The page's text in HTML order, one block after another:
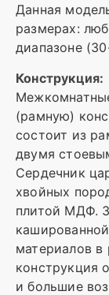
Данная
размерах:
диапазоне
Конструкция:
(рамную)
состоит из
двумя
Сердечник
хвойных
плитой МДФ.
материалов в
конструкция
и большие